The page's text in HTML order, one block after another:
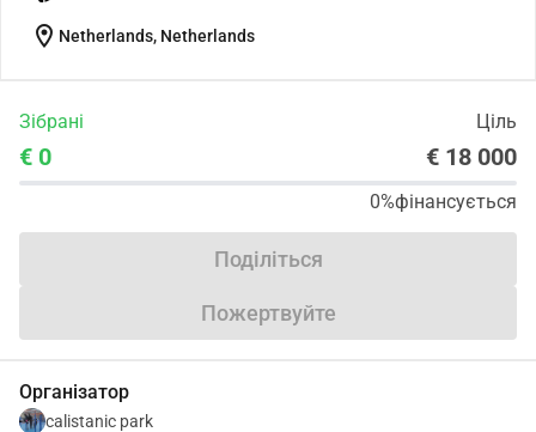
location_on Netherlands, Netherlands
Зібрані Ціль
€ 0 € 18 000
0%фінансується
Поділіться
Пожертвуйте
Організатор
calistanic park